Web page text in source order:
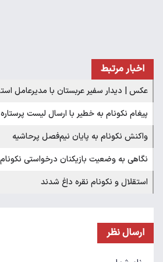
اخبار مرتبط
عکس | دیدار سفیر عربستان با مدیرعامل
پیغام نکونام به خطیر با ارسال لیست پرستاره
واکنش نکونام به پایان نیم‌فصل پرحاشیه
نگاهی به وضعیت بازیکنان درخواستی
استقلال و نکونام نقره داغ شدند
ارسال نظر